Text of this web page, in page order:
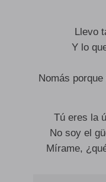
Llevo
Y lo
Nomás
Tú eres la
No soy el
Mírame,